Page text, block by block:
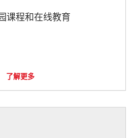
课程和在线教育
了解更多